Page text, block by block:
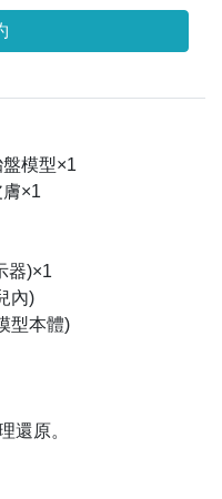
模型×1
×1
器)×1
內)
型本體)
還原。